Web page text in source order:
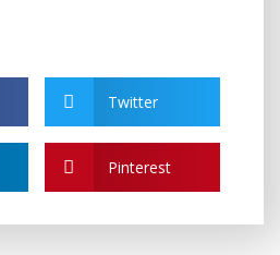
Twitter
Pinterest